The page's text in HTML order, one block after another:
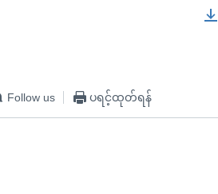
Follow us ပရင့်ထုတ်ရန်